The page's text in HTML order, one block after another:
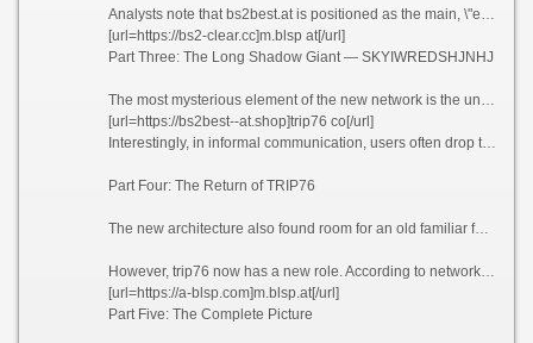
Analysts note that bs2best.at is positioned as the main, \"elite\" gateway, while bs2web.at serves as a universal entry point for the mass user. As with BLSP, there are spelling variations — bs2best at and bs2web at with spaces — which are used in verbal recommendations and informal discussions. This adds an extra layer of protection: even if one variant is blocked, the alternative remains operational.
[url=https://bs2-clear.cc]m.blsp at[/url]
Part Three: The Long Shadow Giant — SKYIWREDSHJNHJ
The most mysterious element of the new network is the unusually long .onion address — skyiwredshjnhjgeleladu7m7mgpuxgsnfxzhncwtvmhr7l5bniutayd.onion. This 58-character behemoth has become a real challenge for system administrators and security experts. Unlike the short .at domains, this address exists exclusively on the Tor network and has no \"light\" version for regular browsers.
[url=https://bs2best--at.shop]trip76 co[/url]
Interestingly, in informal communication, users often drop the .onion and simply write skyiwredshjnhjgeleladu7m7mgpuxgsnfxzhncwtvmhr7l5bniutayd onion with a space. This suggests that the address has already become recognizable, despite its complexity. Technical experts speculate that this .onion serves as a backup channel in case all .at domains are simultaneously blocked.
Part Four: The Return of TRIP76
The new architecture also found room for an old familiar face — trip76. This domain, already established as a testing ground in previous waves, continues to operate in two variants: trip76.co and trip76.at. As before, users actively use spaced versions — trip76 co and trip76 at.
However, trip76 now has a new role. According to network monitoring data, this domain has become the bridge between the BLSP structure and the BS2 family. For example, technical logs show that updates tested on trip76.co are then transferred to blsp.at, and from there to bs2best.at and bs2web.at. This has made trip76 a kind of \"incubator\" for the entire ecosystem.
[url=https://a-blsp.com]m.blsp.at[/url]
Part Five: The Complete Picture